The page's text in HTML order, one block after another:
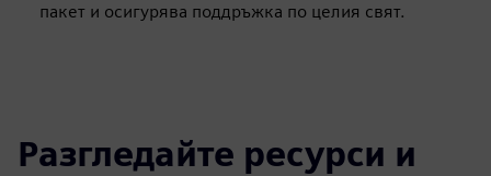
пакет и осигурява поддръжка по целия свят.
Разгледайте ресурси и